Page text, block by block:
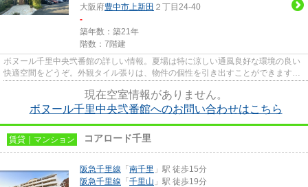
大阪府豊中市上新田 ２丁目24-40
-
築年数：築21年
階数：7階建
ボヌール千里中央弐番館の詳しい情報。夏場は特に涼しい通風良好な環境の良い
快適空間をどうぞ。外観タイル張りは、物件の個性を引き出すことができます。
現在空室情報がありません。
ボヌール千里中央弐番館へのお問い合わせはこちら
賃貸｜マンション コアロード千里
阪急千里線 「 南千里 」駅 徒歩15分
阪急千里線 「 千里山 」駅 徒歩19分